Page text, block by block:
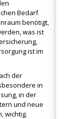
Bedarf
benötigt,
was ist
ist im
der
in
in der
und neue
wichtig.